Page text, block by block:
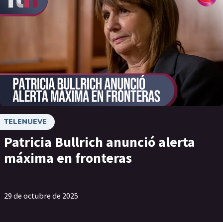
TELENUEVE
Patricia Bullrich anunció alerta
máxima en fronteras
29 de octubre de 2025